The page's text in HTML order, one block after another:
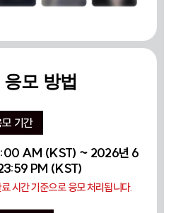
모 방법
기간
AM (KST) ~ 2026년 6
PM (KST)
시간 기준으로 응모 처리됩니다.